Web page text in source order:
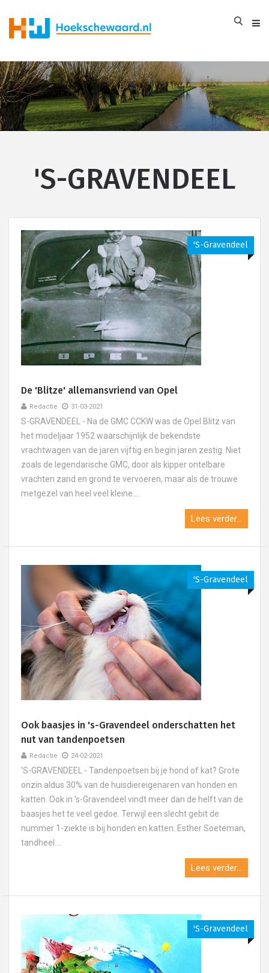
'S-GRAVENDEEL
's-Gravendeel
De 'Blitze' allemansvriend van Opel
Redactie 31-03-2021
S-GRAVENDEEL - Na de GMC CCKW was de Opel Blitz van
het modeljaar 1952 waarschijnlijk de bekendste
vrachtwagen van de jaren vijftig en begin jaren zestig. Niet
zoals de legendarische GMC, door als kipper ontelbare
vrachten zand en grond te vervoeren, maar als de trouwe
metgezel van heel veel kleine....
Lees verder...
's-Gravendeel
Ook baasjes in 's-Gravendeel onderschatten het
nut van tandenpoetsen
Redactie 24-02-2021
'S-GRAVENDEEL - Tandenpoetsen bij je hond of kat? Grote
onzin aldus 30% van de huisdiereigenaren van honden en
katten. Ook in 's-Gravendeel vindt meer dan de helft van de
baasjes het te veel gedoe. Terwijl een slecht gebit de
nummer 1-ziekte is bij honden en katten. Esther Soeteman,
tandheel....
Lees verder...
's-Gravendeel